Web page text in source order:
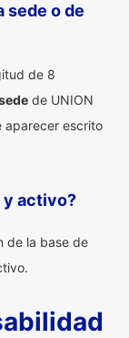
sede o de
de 8
de UNION
aparecer escrito
y activo?
de la base de